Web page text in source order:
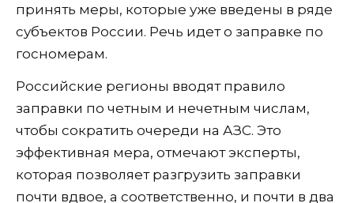
принять меры, которые уже введены в ряде
субъектов России. Речь идет о заправке по
госномерам.
Российские регионы вводят правило
заправки по четным и нечетным числам,
чтобы сократить очереди на АЗС. Это
эффективная мера, отмечают эксперты,
которая позволяет разгрузить заправки
почти вдвое, а соответственно, и почти в два